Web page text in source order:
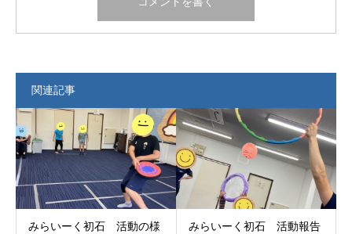
関連記事
みらいーく初石 活動の様
みらいーく初石 活動報告